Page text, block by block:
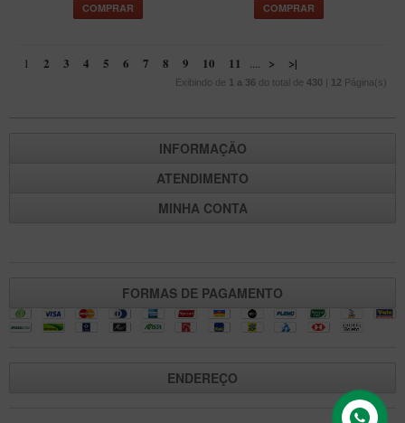
COMPRAR COMPRAR
1 2 3 4 5 6 7 8 9 10 11 .... > >|
Exibindo de 1 a 36 do total de 430 | 12 Página(s)
INFORMAÇÃO
ATENDIMENTO
MINHA CONTA
FORMAS DE PAGAMENTO
ENDEREÇO